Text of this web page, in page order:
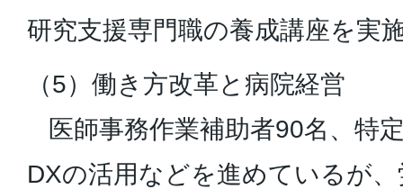
研究支援専門職の養成講座を実
（5）働き方改革と病院経営
医師事務作業補助者90名、特
DXの活用などを進めているが